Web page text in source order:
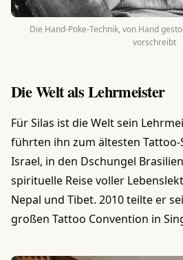
Die Hand-Poke-Technik, von Hand
vorschreibt
Die Welt als Lehrmeister
Für Silas ist die Welt sein
führten ihn zum ältesten
Israel, in den Dschungel
spirituelle Reise voller
Nepal und Tibet. 2010 teilte er
großen Tattoo Convention in